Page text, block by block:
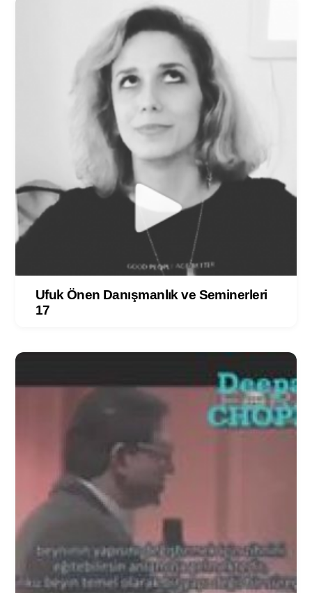
Ufuk Önen Danışmanlık ve Seminerleri
17